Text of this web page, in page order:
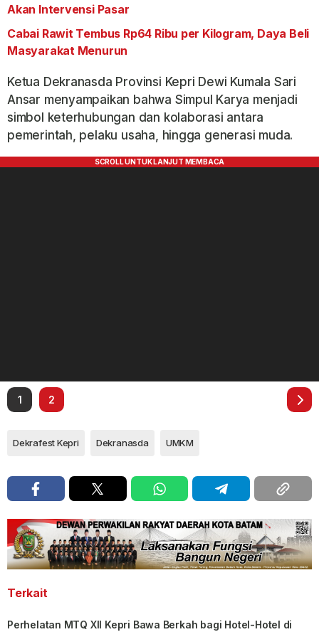
Akan Intervensi Pasar
Cabai Rawit Tembus Rp64 Ribu per Kilogram, Daya Beli
Masyarakat Menurun
Ketua Dekranasda Provinsi Kepri Dewi Kumala Sari
Ansar menyampaikan bahwa Simpul Karya menjadi
simbol keterhubungan dan kolaborasi antara
pemerintah, pelaku usaha, hingga generasi muda.
1 2
Dekrafest Kepri Dekranasda UMKM
Terkait
Perhelatan MTQ XII Kepri Bawa Berkah bagi Hotel-Hotel di